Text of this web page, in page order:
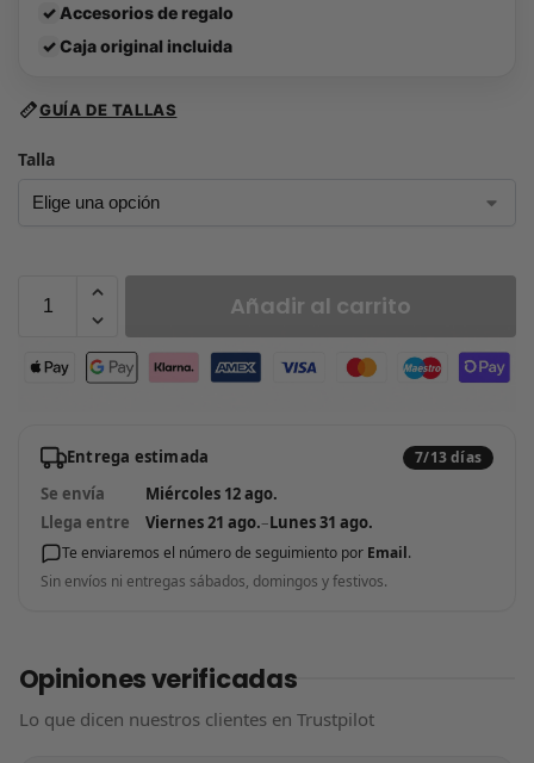
✓ Accesorios de regalo
✓Caja original incluida
GUÍA DE TALLAS
Talla
Añadir al carrito
Entrega estimada 7/13 días
Se envía
Miércoles 12 ago.
Llega entre
Viernes 21 ago.–Lunes 31 ago.
Te enviaremos el número de seguimiento por Email.
Sin envíos ni entregas sábados, domingos y festivos.
Opiniones verificadas
Lo que dicen nuestros clientes en Trustpilot